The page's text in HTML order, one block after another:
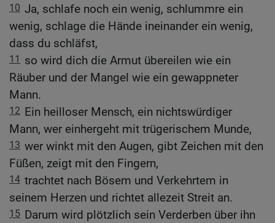
10 Ja, schlafe noch ein wenig, schlummre ein
wenig, schlage die Hände ineinander ein wenig,
dass du schläfst,
11
so wird dich die Armut übereilen wie ein
Räuber und der Mangel wie ein gewappneter
Mann.
12 Ein heilloser Mensch, ein nichtswürdiger
Mann, wer einhergeht mit trügerischem Munde,
13 wer winkt mit den Augen, gibt Zeichen mit den
Füßen, zeigt mit den Fingern,
14 trachtet nach Bösem und Verkehrtem in
seinem Herzen und richtet allezeit Streit an.
15 Darum wird plötzlich sein Verderben über ihn